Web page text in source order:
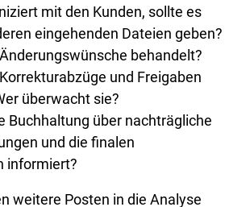
mit den Kunden, sollte es
eingehenden Dateien geben?
behandelt?
und Freigaben
überwacht sie?
Buchhaltung über nachträgliche
und die finalen
informiert?
weitere Posten in die Analyse